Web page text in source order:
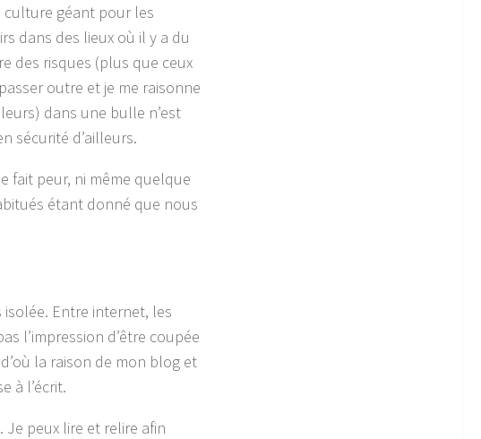
culture géant pour les
dans des lieux où il y a du
des risques (plus que ceux
outre et je me raisonne
dans une bulle n’est
sécurité d’ailleurs.
fait peur, ni même quelque
étant donné que nous
isolée. Entre internet, les
l’impression d’être coupée
la raison de mon blog et
à l’écrit.
Je peux lire et relire afin